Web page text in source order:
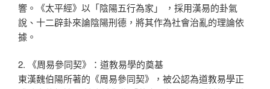
響。《太平經》以「陰陽五行為家」 ，採用漢易的卦氣
說、十二辟卦來論陰陽刑德，將其作為社會治亂的理論依
據。
2. 《周易參同契》：道教易學的奠基
東漢魏伯陽所著的《周易參同契》，被公認為道教易學正